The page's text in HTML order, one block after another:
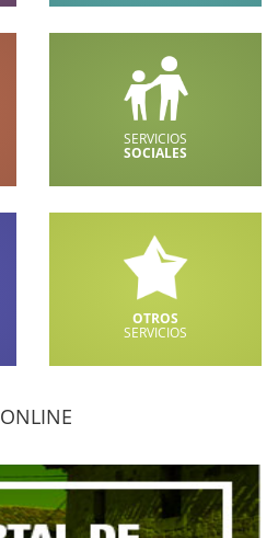
SERVICIOS
SOCIALES
OTROS
SERVICIOS
ONLINE